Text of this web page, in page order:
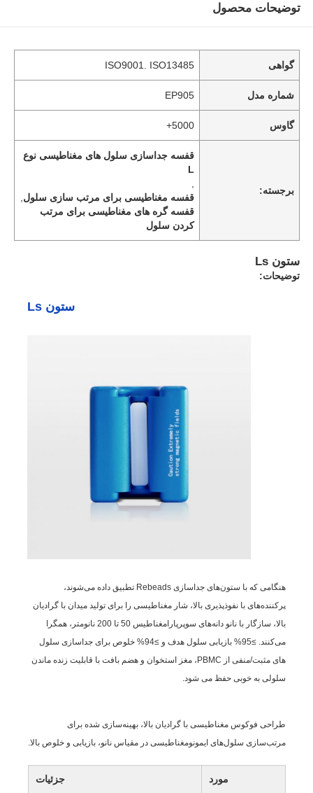
توضیحات محصول
گواهی ISO9001. ISO13485
شماره مدل EP905
گاوس 5000+
برجسته:
قفسه جداسازی سلول های مغناطیسی نوع
L
قفسه مغناطیسی برای مرتب سازی سلول
قفسه گره های مغناطیسی برای مرتب
کردن سلول
ستون Ls
توضیحات:
ستون Ls
هنگامی که با ستون‌های جداسازی Rebeads تطبیق داده می‌شوند،
پرکننده‌های با نفوذپذیری بالا، شار مغناطیسی را برای تولید میدان با گرادیان
بالا، سازگار با نانو دانه‌های سوپرپارامغناطیس 50 تا 200 نانومتر، همگرا
می‌کنند. ≥95% بازیابی سلول هدف و ≥94% خلوص برای جداسازی سلول
های مثبت/منفی از PBMC، مغز استخوان و هضم بافت با قابلیت زنده ماندن
سلولی به خوبی حفظ می شود.
طراحی فوکوس مغناطیسی با گرادیان بالا، بهینه‌سازی شده برای
مرتب‌سازی سلول‌های ایمونومغناطیسی در مقیاس نانو، بازیابی و خلوص بالا.
مورد جزئیات